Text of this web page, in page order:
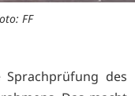
FF
des